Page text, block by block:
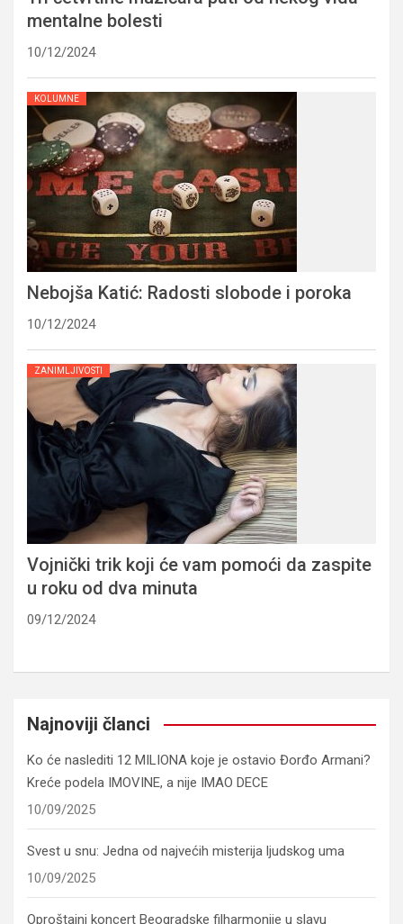
mentalne bolesti
10/12/2024
KOLUMNE
Nebojša Katić: Radosti slobode i poroka
10/12/2024
ZANIMLJIVOSTI
Vojnički trik koji će vam pomoći da zaspite
u roku od dva minuta
09/12/2024
Najnoviji članci
Ko će naslediti 12 MILIONA koje je ostavio Đorđo Armani?
Kreće podela IMOVINE, a nije IMAO DECE
10/09/2025
Svest u snu: Jedna od najvećih misterija ljudskog uma
10/09/2025
Oproštajni koncert Beogradske filharmonije u slavu